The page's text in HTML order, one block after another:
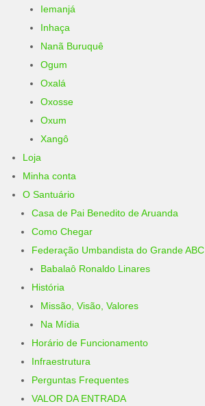
Iemanjá
Inhaça
Nanã Buruquê
Ogum
Oxalá
Oxosse
Oxum
Xangô
Loja
Minha conta
O Santuário
Casa de Pai Benedito de Aruanda
Como Chegar
Federação Umbandista do Grande ABC
Babalaô Ronaldo Linares
História
Missão, Visão, Valores
Na Mídia
Horário de Funcionamento
Infraestrutura
Perguntas Frequentes
VALOR DA ENTRADA